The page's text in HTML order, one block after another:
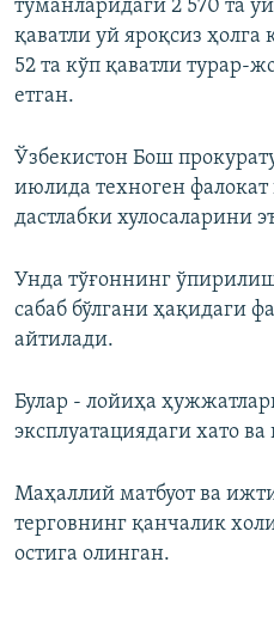
туманларидаги 2 570 та
қаватли уй яроқсиз ҳолга
52 та кўп қаватли турар-
етган.
Ўзбекистон Бош
июлида техноген
дастлабки хулосаларини
Унда тўғоннинг
сабаб бўлгани ҳақидаги
айтилади.
Булар - лойиҳа
эксплуатациядаги хато
Маҳаллий матбуот ва
терговнинг қанчалик
остига олинган.